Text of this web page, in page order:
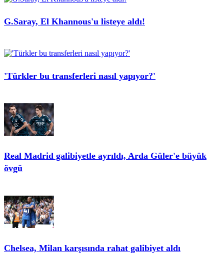
G.Saray, El Khannous'u listeye aldı!
'Türkler bu transferleri nasıl yapıyor?'
Real Madrid galibiyetle ayrıldı, Arda Güler'e büyük
övgü
Chelsea, Milan karşısında rahat galibiyet aldı